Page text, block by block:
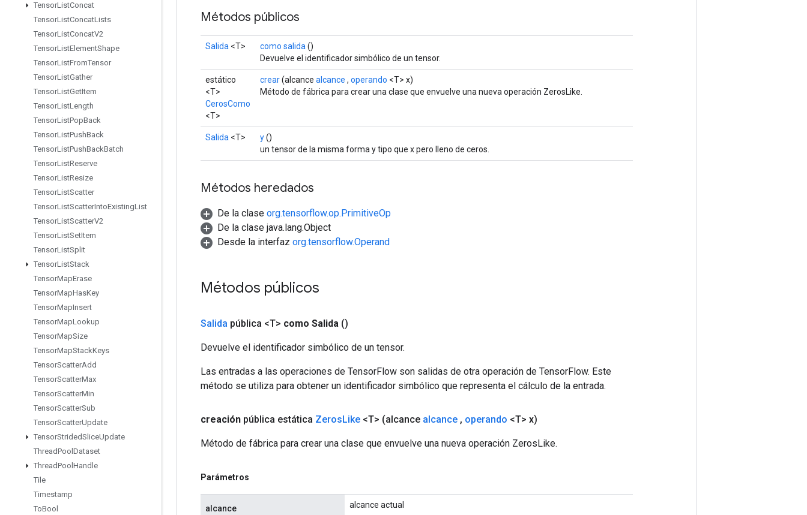
TensorListConcat
TensorListConcatLists
TensorListConcatV2
TensorListElementShape
TensorListFromTensor
TensorListGather
TensorListGetItem
TensorListLength
TensorListPopBack
TensorListPushBack
TensorListPushBackBatch
TensorListReserve
TensorListResize
TensorListScatter
TensorListScatterIntoExistingList
TensorListScatterV2
TensorListSetItem
TensorListSplit
TensorListStack
TensorMapErase
TensorMapHasKey
TensorMapInsert
TensorMapLookup
TensorMapSize
TensorMapStackKeys
TensorScatterAdd
TensorScatterMax
TensorScatterMin
TensorScatterSub
TensorScatterUpdate
TensorStridedSliceUpdate
ThreadPool Dataset
ThreadPool Handle
Tile
Timestamp
ToBool
Métodos públicos
Salida <T> como salida ()
Devuelve el identificador simbólico de un tensor.
estático
<T>
CerosComo
<T>
crear(alcance alcance , operando <T> x)
Método de fábrica para crear una clase que envuelve una nueva operación ZerosLike.
Salida <T> y()
un tensor de la misma forma y tipo que x pero lleno de ceros.
Métodos heredados
De la clase org.tensorflow.op.PrimitiveOp
De la clase java.lang.Object
Desde la interfaz org.tensorflow.Operand
Métodos públicos
Salida pública <T> como Salida ()
Devuelve el identificador simbólico de un tensor.
Las entradas a las operaciones de TensorFlow son salidas de otra operación de TensorFlow. Este
método se utiliza para obtener un identificador simbólico que representa el cálculo de la entrada.
creación pública estática ZerosLike <T> (alcance alcance , operando <T> x)
Método de fábrica para crear una clase que envuelve una nueva operación ZerosLike.
Parámetros
alcance alcance actual